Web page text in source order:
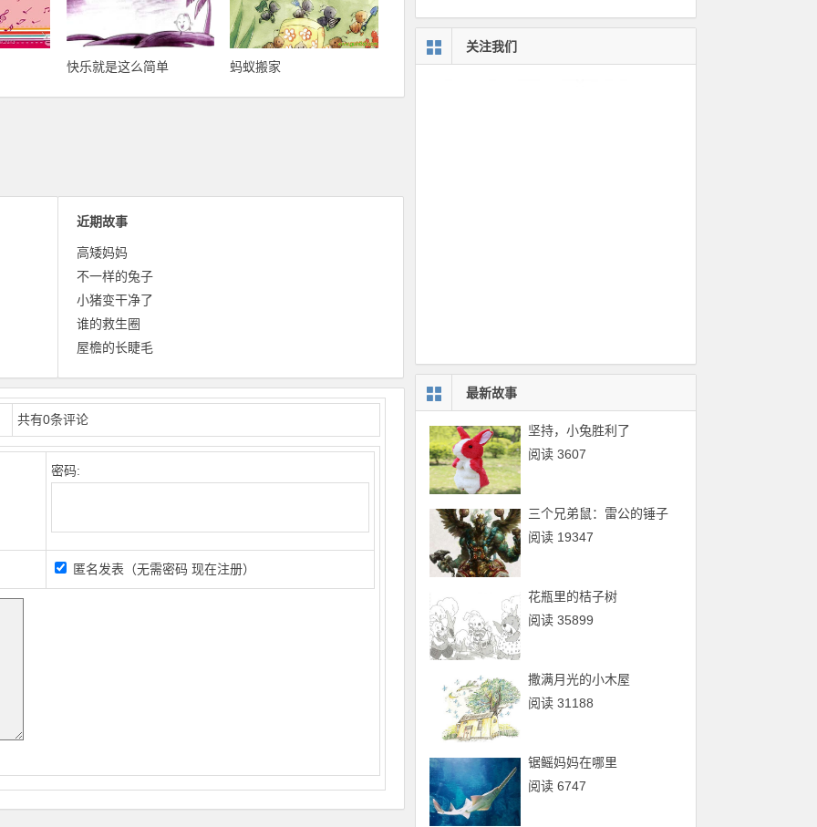
快乐就是这么简单 蚂蚁搬家
近期故事
高矮妈妈
不一样的兔子
小猪变干净了
谁的救生圈
屋檐的长睫毛
共有0条评论
密码:
匿名发表（无需密码 现在注册）
关注我们
最新故事
坚持，小兔胜利了
阅读 3607
三个兄弟鼠：雷公的锤子
阅读 19347
花瓶里的桔子树
阅读 35899
撒满月光的小木屋
阅读 31188
锯鳐妈妈在哪里
阅读 6747